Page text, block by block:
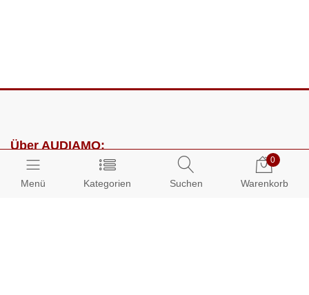
Menü Kategorien Suchen
0
Warenkorb
Über AUDIAMO:
Impressum